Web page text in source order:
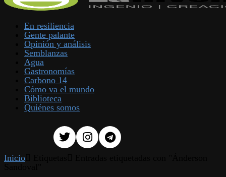
En resiliencia
Gente palante
Opinión y análisis
Semblanzas
Agua
Gastronomías
Carbono 14
Cómo va el mundo
Biblioteca
Quiénes somos
Inicio